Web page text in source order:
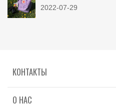
2022-07-29
КОНТАКТЫ
О НАС